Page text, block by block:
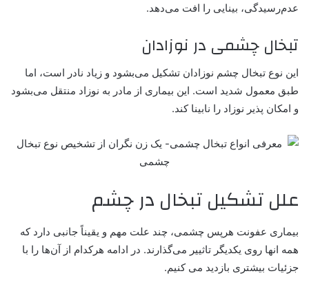
عدم‌رسیدگی، بینایی را افت می‌دهد.
تبخال چشمی در نوزادان
این نوع تبخال چشم نوزادان تشکیل می‌بشود و زیاد نادر است، اما
طبق معمول شدید است. این بیماری از مادر به نوزاد منتقل می‌بشود
و امکان پذیر نوزاد را نابینا کند.
علل تشکیل تبخال در چشم
بیماری عفونت هرپس چشمی، چند علت مهم و یقیناً جانبی دارد که
همه انها روی یکدیگر تاثییر می‌گذارند. در ادامه هرکدام از آن‌ها را با
جزئیات بیشتری بازدید می کنیم.